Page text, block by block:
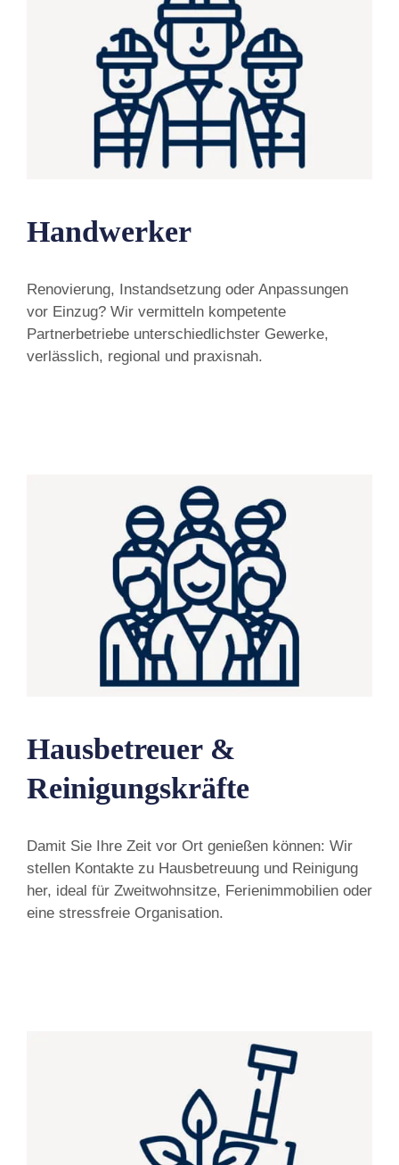
Handwerker
Renovierung, Instandsetzung oder Anpassungen
vor Einzug? Wir vermitteln kompetente
Partnerbetriebe unterschiedlichster Gewerke,
verlässlich, regional und praxisnah.
Hausbetreuer &
Reinigungskräfte
Damit Sie Ihre Zeit vor Ort genießen können: Wir
stellen Kontakte zu Hausbetreuung und Reinigung
her, ideal für Zweitwohnsitze, Ferienimmobilien oder
eine stressfreie Organisation.